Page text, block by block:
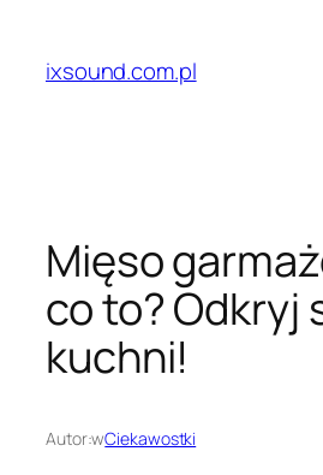
treściixsound.com.pl
Mięso
co to? Odkryj
kuchni!
Autor:wCiekawostki